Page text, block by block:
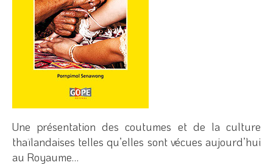
Une présentation des coutumes et de la culture
thaïlandaises telles qu’elles sont vécues aujourd’hui
au Royaume…